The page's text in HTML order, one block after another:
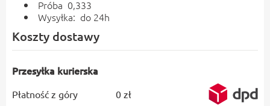
Próba 0,333
Wysyłka: do 24h
Koszty dostawy
Przesyłka kurierska
Płatność z góry 0 zł